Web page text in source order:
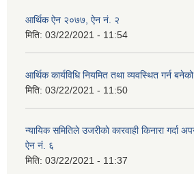
आर्थिक ऐन २०७७, ऐन नं. २
मिति: 03/22/2021 - 11:54
आर्थिक कार्यविधि नियमित तथा व्यवस्थित गर्न
मिति: 03/22/2021 - 11:50
न्यायिक समितिले उजरीकाे कारवाही किनारा गर्दा
ऐन नं. ६
मिति: 03/22/2021 - 11:37